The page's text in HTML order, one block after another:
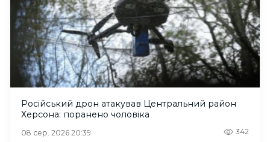
Російський дрон атакував Центральний район
Херсона: поранено чоловіка
08 сер. 2026 20:39 342